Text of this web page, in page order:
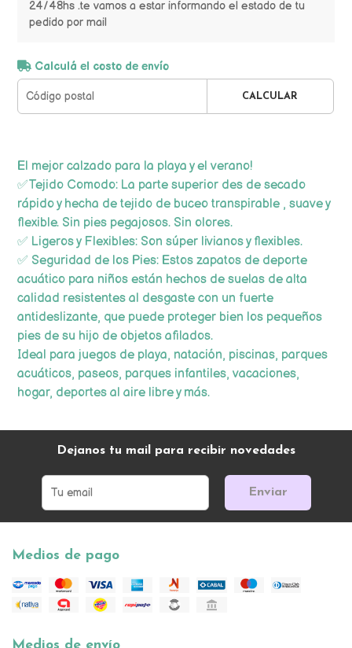
24/48hs .te vamos a estar informando el estado de tu
pedido por mail
Calculá el costo de envío
CALCULAR
El mejor calzado para la playa y el verano!
✅Tejido Comodo: La parte superior des de secado
rápido y hecha de tejido de buceo transpirable , suave y
flexible. Sin pies pegajosos. Sin olores.
✅ Ligeros y Flexibles: Son súper livianos y flexibles.
✅ Seguridad de los Pies: Estos zapatos de deporte
acuático para niños están hechos de suelas de alta
calidad resistentes al desgaste con un fuerte
antideslizante, que puede proteger bien los pequeños
pies de su hijo de objetos afilados.
Ideal para juegos de playa, natación, piscinas, parques
acuáticos, paseos, parques infantiles, vacaciones,
hogar, deportes al aire libre y más.
Dejanos tu mail para recibir novedades
Enviar
Medios de pago